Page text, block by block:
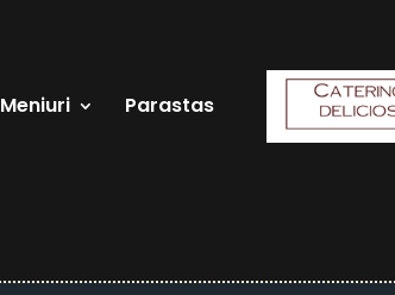
Meniuri Parastas